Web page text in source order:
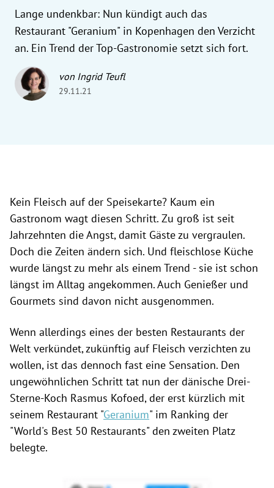
Untermenü
Lange undenkbar: Nun kündigt auch das
Restaurant "Geranium" in Kopenhagen den Verzicht
an. Ein Trend der Top-Gastronomie setzt sich fort.
von Ingrid Teufl
29.11.21
Kein Fleisch auf der Speisekarte? Kaum ein
Gastronom wagt diesen Schritt. Zu groß ist seit
Jahrzehnten die Angst, damit Gäste zu vergraulen.
Doch die Zeiten ändern sich. Und fleischlose Küche
wurde längst zu mehr als einem Trend - sie ist schon
längst im Alltag angekommen. Auch Genießer und
Gourmets sind davon nicht ausgenommen.
Wenn allerdings eines der besten Restaurants der
Welt verkündet, zukünftig auf Fleisch verzichten zu
wollen, ist das dennoch fast eine Sensation. Den
ungewöhnlichen Schritt tat nun der dänische Drei-
Sterne-Koch Rasmus Kofoed, der erst kürzlich mit
seinem Restaurant "Geranium" im Ranking der
"World's Best 50 Restaurants" den zweiten Platz
belegte.